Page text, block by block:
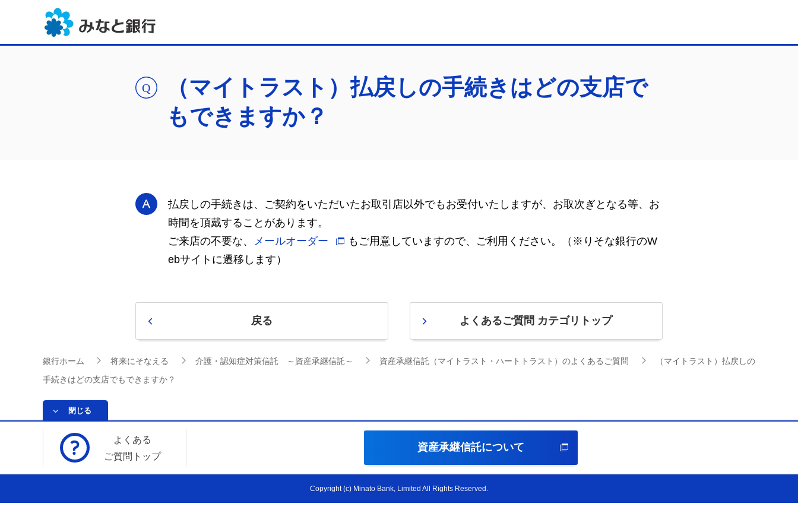
（マイトラスト）払戻しの手続きはどの支店で
もできますか？
払戻しの手続きは、ご契約をいただいたお取引店以外でもお受付いたしますが、お取次ぎとなる等、お
時間を頂戴することがあります。
ご来店の不要な、 メールオーダー
もご用意していますので、ご利用ください。（※りそな銀行のW
ebサイトに遷移します）
戻る よくあるご質問 カテゴリトップ
銀行ホーム 将来にそなえる 介護・認知症対策信託 ～資産承継信託～ 資産承継信託（マイトラスト・ハートトラスト）のよくあるご質問
（マイトラスト）払戻しの
手続きはどの支店でもできますか？
閉じる
よくある
ご質問トップ
資産承継信託について
Copyright (c) Minato Bank, Limited All Rights Reserved.